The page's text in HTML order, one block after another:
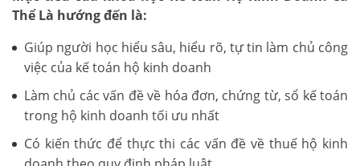
Thể Là hướng đến là:
Giúp người học hiểu sâu, hiểu rõ, tự tin làm chủ công
việc của kế toán hộ kinh doanh
Làm chủ các vấn đề về hóa đơn, chứng từ, sổ kế toán
trong hộ kinh doanh tối ưu nhất
Có kiến thức để thực thi các vấn đề về thuế hộ kinh